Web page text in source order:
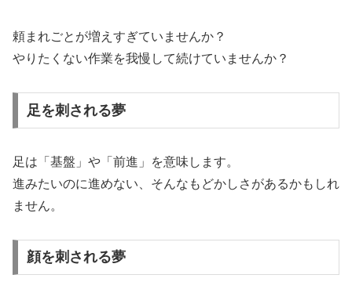
頼まれごとが増えすぎていませんか？
やりたくない作業を我慢して続けていませんか？
足を刺される夢
足は「基盤」や「前進」を意味します。
進みたいのに進めない、そんなもどかしさがあるかもしれ
ません。
顔を刺される夢